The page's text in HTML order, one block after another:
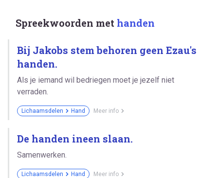
Spreekwoorden met handen
Bij Jakobs stem behoren geen Ezau's
handen.
Als je iemand wil bedriegen moet je jezelf niet
verraden.
Lichaamsdelen Hand Meer info
De handen ineen slaan.
Samenwerken.
Lichaamsdelen Hand Meer info